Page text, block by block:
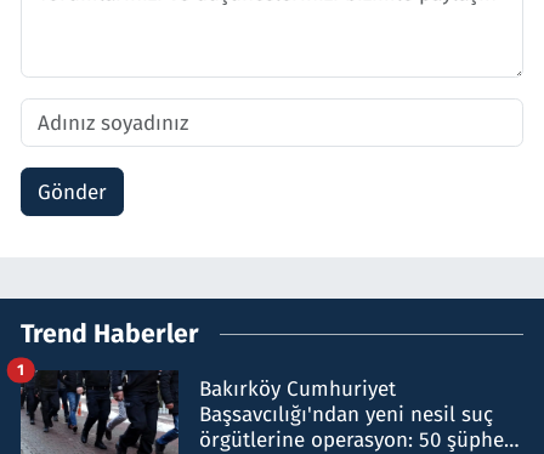
Gönder
Trend Haberler
Bakırköy Cumhuriyet
Başsavcılığı'ndan yeni nesil suç
örgütlerine operasyon: 50 şüpheli
1